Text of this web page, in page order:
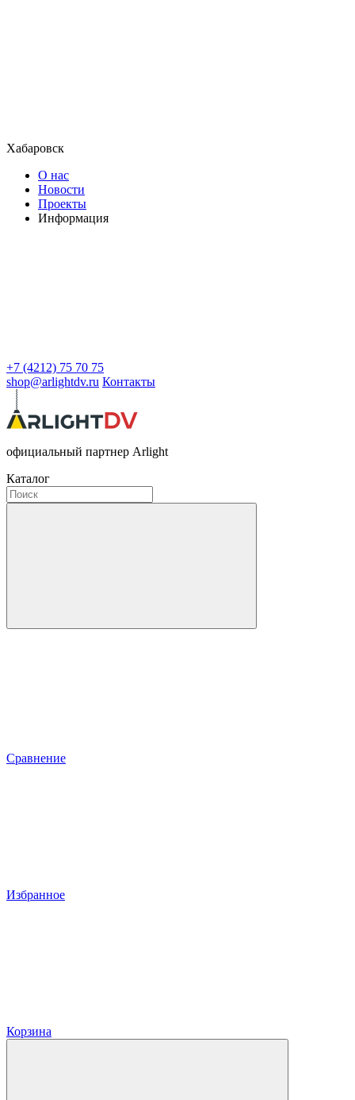
Хабаровск
О нас
Новости
Проекты
Информация
+7 (4212) 75 70 75
shop@arlightdv.ru Контакты
официальный партнер Arlight
Каталог
Сравнение
Избранное
Корзина